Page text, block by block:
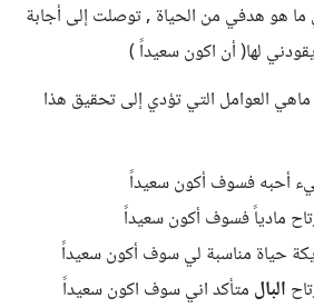
هو هدفي من الحياة , توصلت إلى أجابة
لها( أن اكون سعيداً )
العوامل التي تؤدي إلى تحقيق هذا
أحبه فسوف أكون سعيداً
مادياً فسوف أكون سعيداً
حياة مناسبة لي سوف أكون سعيداً
البال متأكد اني سوف اكون سعيداً